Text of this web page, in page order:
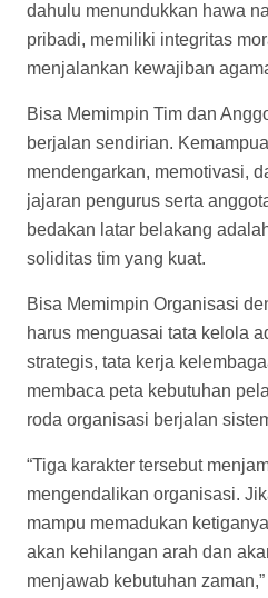
dahulu menundukkan hawa
pribadi, memiliki integritas
menjalankan kewajiban
Bisa Memimpin Tim dan
berjalan sendirian.
mendengarkan, memotivasi,
jajaran pengurus serta
bedakan latar belakang
soliditas tim yang kuat.
Bisa Memimpin Organisasi
harus menguasai tata kelola
strategis, tata kerja
membaca peta kebutuhan
roda organisasi berjalan
“Tiga karakter tersebut
mengendalikan organisasi.
mampu memadukan
akan kehilangan arah dan
menjawab kebutuhan